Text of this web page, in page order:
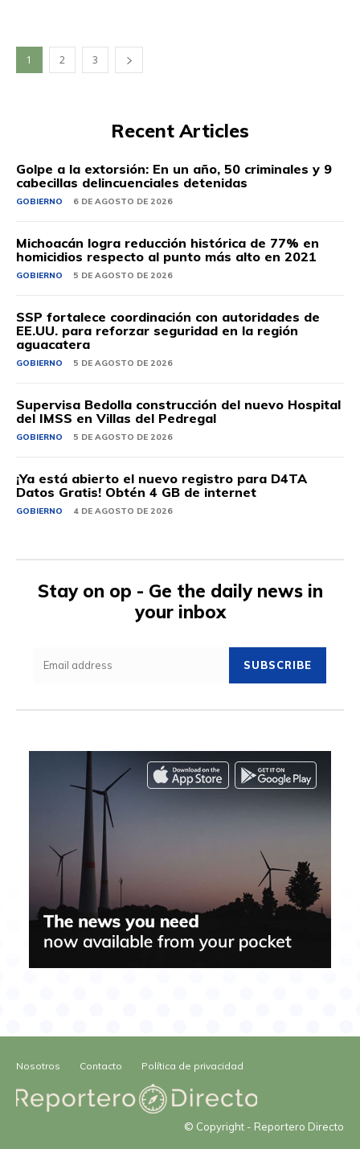
1 2 3
Recent Articles
Golpe a la extorsión: En un año, 50 criminales y 9
cabecillas delincuenciales detenidas
GOBIERNO 6 DE AGOSTO DE 2026
Michoacán logra reducción histórica de 77% en
homicidios respecto al punto más alto en 2021
GOBIERNO 5 DE AGOSTO DE 2026
SSP fortalece coordinación con autoridades de
EE.UU. para reforzar seguridad en la región
aguacatera
GOBIERNO 5 DE AGOSTO DE 2026
Supervisa Bedolla construcción del nuevo Hospital
del IMSS en Villas del Pedregal
GOBIERNO 5 DE AGOSTO DE 2026
¡Ya está abierto el nuevo registro para D4TA
Datos Gratis! Obtén 4 GB de internet
GOBIERNO 4 DE AGOSTO DE 2026
Stay on op - Ge the daily news in
your inbox
SUBSCRIBE
Nosotros Contacto Política de privacidad
© Copyright - Reportero Directo